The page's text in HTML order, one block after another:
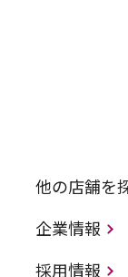
他の店舗を
企業情報
採用情報